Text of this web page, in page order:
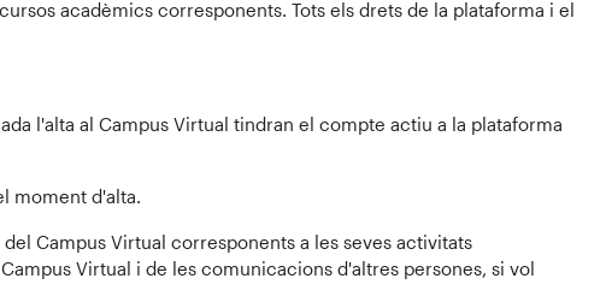
acadèmics corresponents. Tots els drets de la plataforma i el
l'alta al Campus Virtual tindran el compte actiu a la plataforma
moment d'alta.
Campus Virtual corresponents a les seves activitats
Virtual i de les comunicacions d'altres persones, si vol